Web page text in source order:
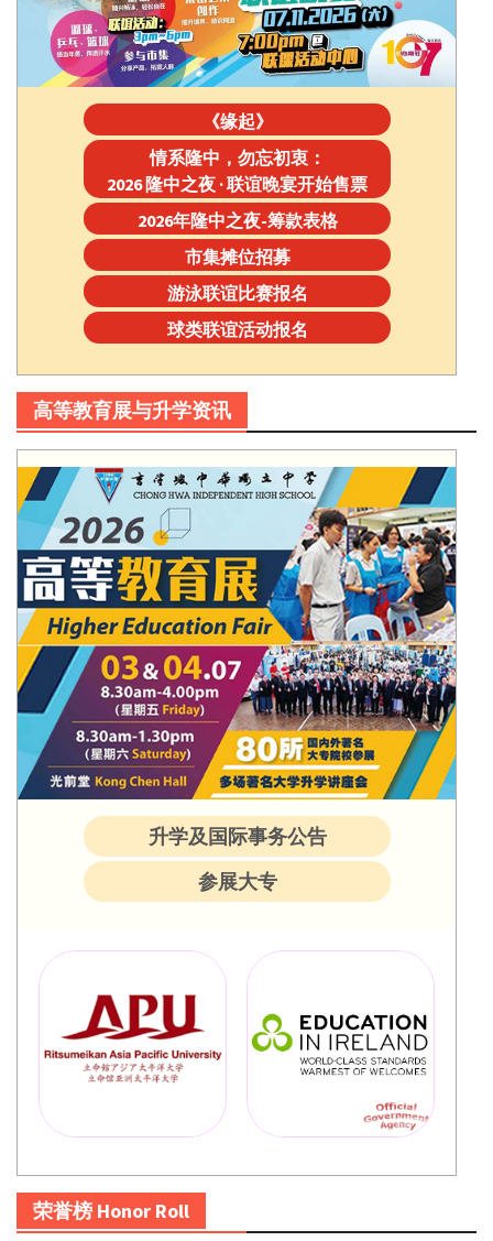
《缘起》
情系隆中，勿忘初衷：
2026 隆中之夜 · 联谊晚宴开始售票
2026年隆中之夜-筹款表格
市集摊位招募
游泳联谊比赛报名
球类联谊活动报名
高等教育展与升学资讯
升学及国际事务公告
参展大专
荣誉榜 Honor Roll